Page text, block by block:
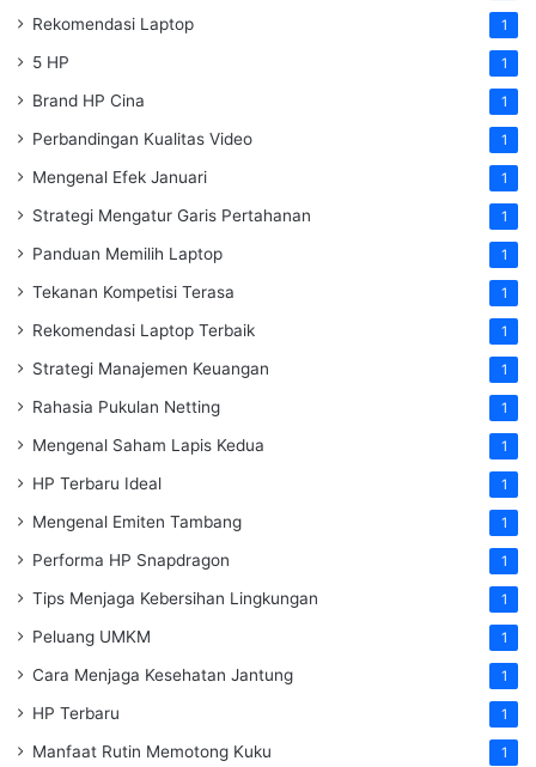
Rekomendasi Laptop 1
5 HP 1
Brand HP Cina 1
Perbandingan Kualitas Video 1
Mengenal Efek Januari 1
Strategi Mengatur Garis Pertahanan 1
Panduan Memilih Laptop 1
Tekanan Kompetisi Terasa 1
Rekomendasi Laptop Terbaik 1
Strategi Manajemen Keuangan 1
Rahasia Pukulan Netting 1
Mengenal Saham Lapis Kedua 1
HP Terbaru Ideal 1
Mengenal Emiten Tambang 1
Performa HP Snapdragon 1
Tips Menjaga Kebersihan Lingkungan 1
Peluang UMKM 1
Cara Menjaga Kesehatan Jantung 1
HP Terbaru 1
Manfaat Rutin Memotong Kuku 1